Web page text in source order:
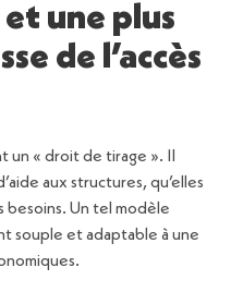
une plus
de l’accès
un « droit de tirage ». Il
aux structures, qu’elles
besoins. Un tel modèle
souple et adaptable à une